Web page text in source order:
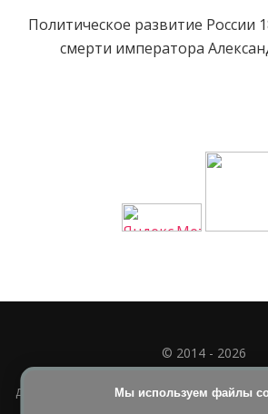
Политическое развитие России
смерти императора
Мы используем файлы
© 2014 - 2026
Полное или частичное
допускается только при наличии